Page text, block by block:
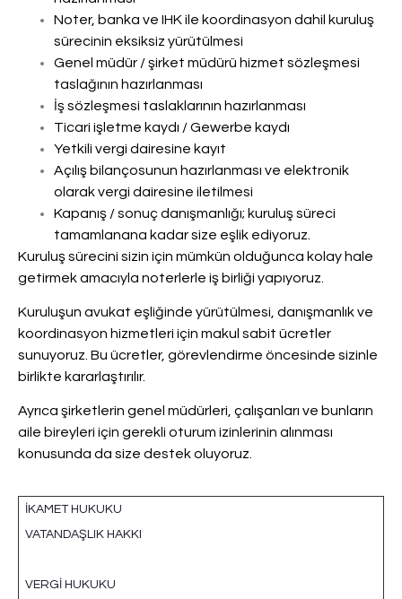
Noter, banka ve IHK ile koordinasyon dahil kuruluş
sürecinin eksiksiz yürütülmesi
Genel müdür / şirket müdürü hizmet sözleşmesi
taslağının hazırlanması
İş sözleşmesi taslaklarının hazırlanması
Ticari işletme kaydı / Gewerbe kaydı
Yetkili vergi dairesine kayıt
Açılış bilançosunun hazırlanması ve elektronik
olarak vergi dairesine iletilmesi
Kapanış / sonuç danışmanlığı; kuruluş süreci
tamamlanana kadar size eşlik ediyoruz.
Kuruluş sürecini sizin için mümkün olduğunca kolay hale
getirmek amacıyla noterlerle iş birliği yapıyoruz.
Kuruluşun avukat eşliğinde yürütülmesi, danışmanlık ve
koordinasyon hizmetleri için makul sabit ücretler
sunuyoruz. Bu ücretler, görevlendirme öncesinde sizinle
birlikte kararlaştırılır.
Ayrıca şirketlerin genel müdürleri, çalışanları ve bunların
aile bireyleri için gerekli oturum izinlerinin alınması
konusunda da size destek oluyoruz.
İKAMET HUKUKU
VATANDAŞLIK HAKKI
VERGI HUKUKU